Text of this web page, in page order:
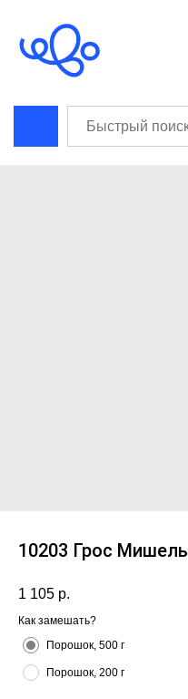
10203 Грос Мишель
1 105 р.
Как замешать?
Порошок, 500 г
Порошок, 200 г